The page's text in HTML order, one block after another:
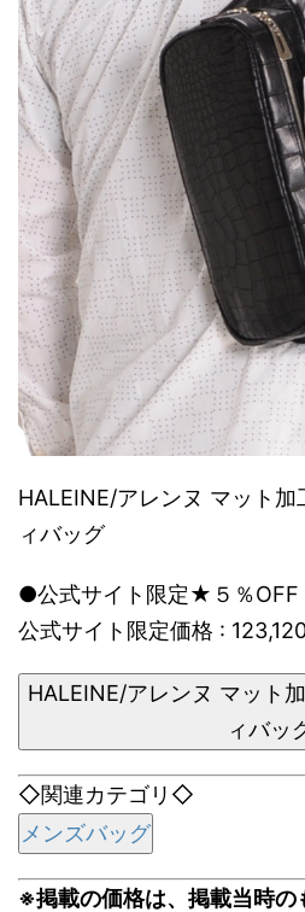
HALEINE/アレンヌ マット
ィバッグ
●公式サイト限定★５％OFF
公式サイト限定価格 :
HALEINE/アレンヌ マット
ィバッ
◇関連カテゴリ◇
メンズバッグ
※掲載の価格は、掲載当時の